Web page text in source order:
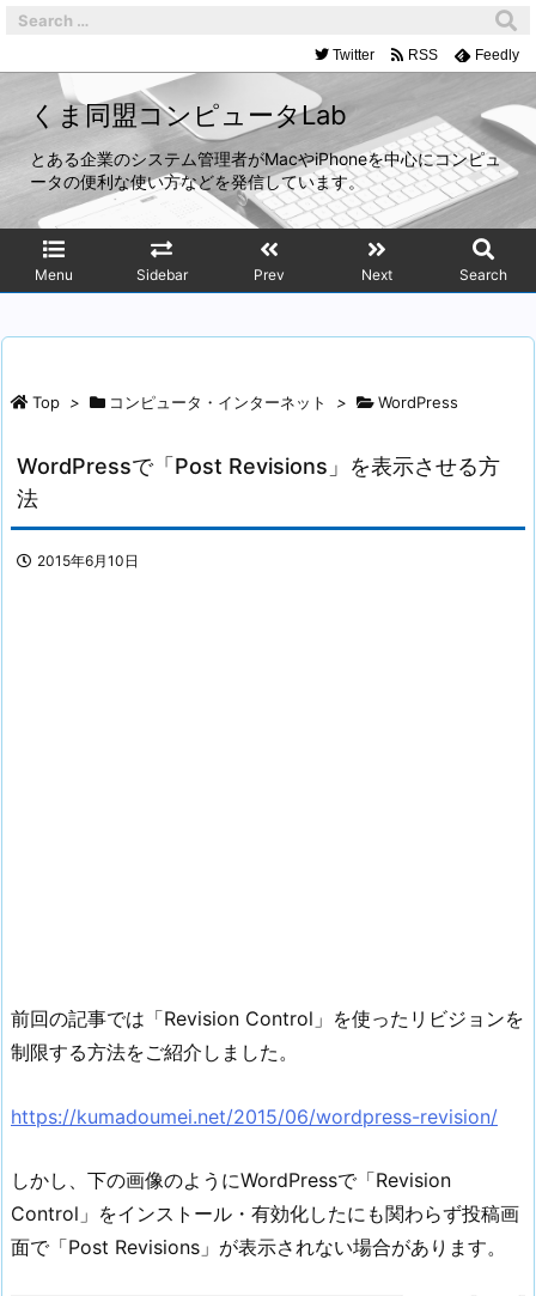
くま同盟コンピュータLab
とある企業のシステム管理者がMacやiPhoneを中心にコンピュ
ータの便利な使い方などを発信しています。
Menu Sidebar Prev Next Search
Twitter RSS Feedly
Top > コンピュータ・インターネット > WordPress
WordPressで「Post Revisions」を表示させる方
法
2015年6月10日
前回の記事では「Revision Control」を使ったリビジョンを
制限する方法をご紹介しました。
https://kumadoumei.net/2015/06/wordpress-revision/
しかし、下の画像のようにWordPressで「Revision
Control」をインストール・有効化したにも関わらず投稿画
面で「Post Revisions」が表示されない場合があります。